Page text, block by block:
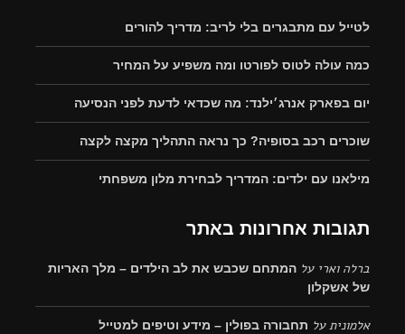
לטייל עם מתבגרים בלי לריב: מדריך להורים
כמה עולה לטוס לפורטו ומה משפיע על המחיר
יום בפארק אנרג׳ילנד: מה שכדאי לדעת לפני הנסיעה
שוכרים רכב בסופיה? כך נראה התהליך מקצה לקצה
מילאנו עם ילדים: המדריך לבחירת מלון משפחתי
תגובות אחרונות באתר
ברלה וארי על המתחם שכבש את לב הילדים – מלך האריות
של אשקלון
אלמוניתעל תחבורה בפולין – מידע וטיפים למטייל